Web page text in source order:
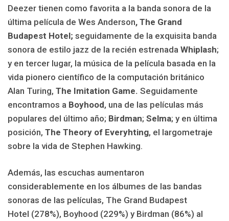
Deezer tienen como favorita a la banda sonora de la
última película de Wes Anderson, The Grand
Budapest Hotel; seguidamente de la exquisita banda
sonora de estilo jazz de la recién estrenada Whiplash;
y en tercer lugar, la música de la película basada en la
vida pionero científico de la computación británico
Alan Turing, The Imitation Game. Seguidamente
encontramos a Boyhood, una de las películas más
populares del último año; Birdman; Selma; y en última
posición, The Theory of Everyhting, el largometraje
sobre la vida de Stephen Hawking.
Además, las escuchas aumentaron
considerablemente en los álbumes de las bandas
sonoras de las películas, The Grand Budapest
Hotel (278%), Boyhood (229%) y Birdman (86%) al